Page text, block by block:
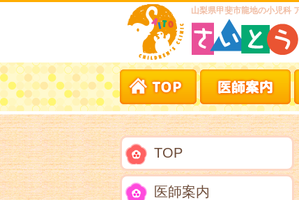
山梨県甲斐市龍地の小児科
TOP
医師案内